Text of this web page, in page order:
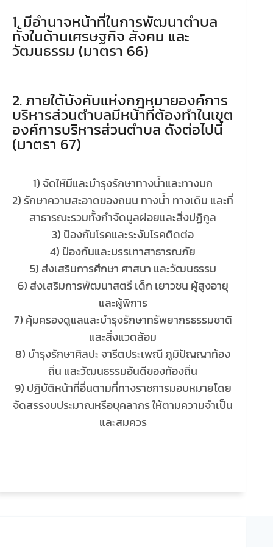
1. มีอำนาจหน้าที่ในการพัฒนาตำบล
ทั้งในด้านเศรษฐกิจ สังคม และ
วัฒนธรรม (มาตรา 66)
2. ภายใต้บังคับแห่งกฎหมายองค์การ
บริหารส่วนตำบลมีหน้าที่ต้องทำในเขต
องค์การบริหารส่วนตำบล ดังต่อไปนี้
(มาตรา 67)
1) จัดให้มีและบำรุงรักษาทางน้ำและทางบก
2) รักษาความสะอาดของถนน ทางน้ำ ทางเดิน และที่
สาธารณะรวมทั้งกำจัดมูลฝอยและสิ่งปฏิกูล
3) ป้องกันโรคและระงับโรคติดต่อ
4) ป้องกันและบรรเทาสาธารณภัย
5) ส่งเสริมการศึกษา ศาสนา และวัฒนธรรม
6) ส่งเสริมการพัฒนาสตรี เด็ก เยาวชน ผู้สูงอายุ
และผู้พิการ
7) คุ้มครองดูแลและบำรุงรักษาทรัพยากรธรรมชาติ
และสิ่งแวดล้อม
8) บำรุงรักษาศิลปะ จารีตประเพณี ภูมิปัญญาท้อง
ถิ่น และวัฒนธรรมอันดีของท้องถิ่น
9) ปฏิบัติหน้าที่อื่นตามที่ทางราชการมอบหมายโดย
จัดสรรงบประมาณหรือบุคลากร ให้ตามความจำเป็น
และสมควร